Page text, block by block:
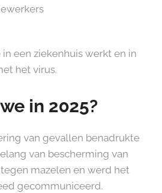
een ziekenhuis werkt en in
het virus.
in 2025?
van gevallen benadrukte
van bescherming van
mazelen en werd het
gecommuniceerd.